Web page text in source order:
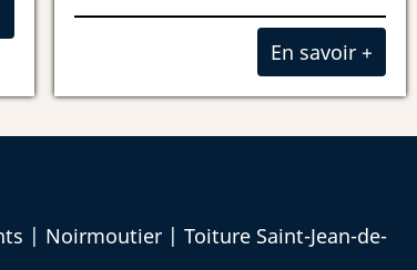
En savoir +
| Noirmoutier | Toiture Saint-Jean-de-